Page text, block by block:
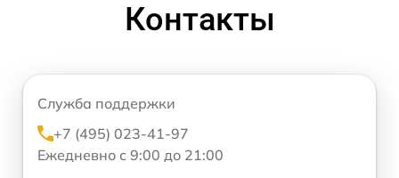
Контакты
Служба поддержки
+7 (495) 023-41-97
Ежедневно с 9:00 до 21:00